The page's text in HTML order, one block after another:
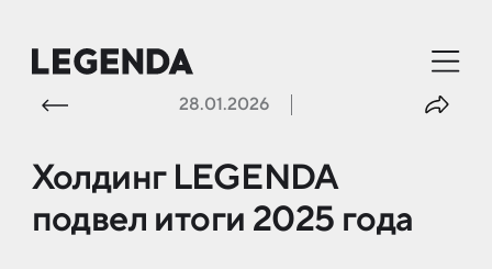
28.01.2026
Хол­динг LEGENDA
под­вел ито­ги 2025 года